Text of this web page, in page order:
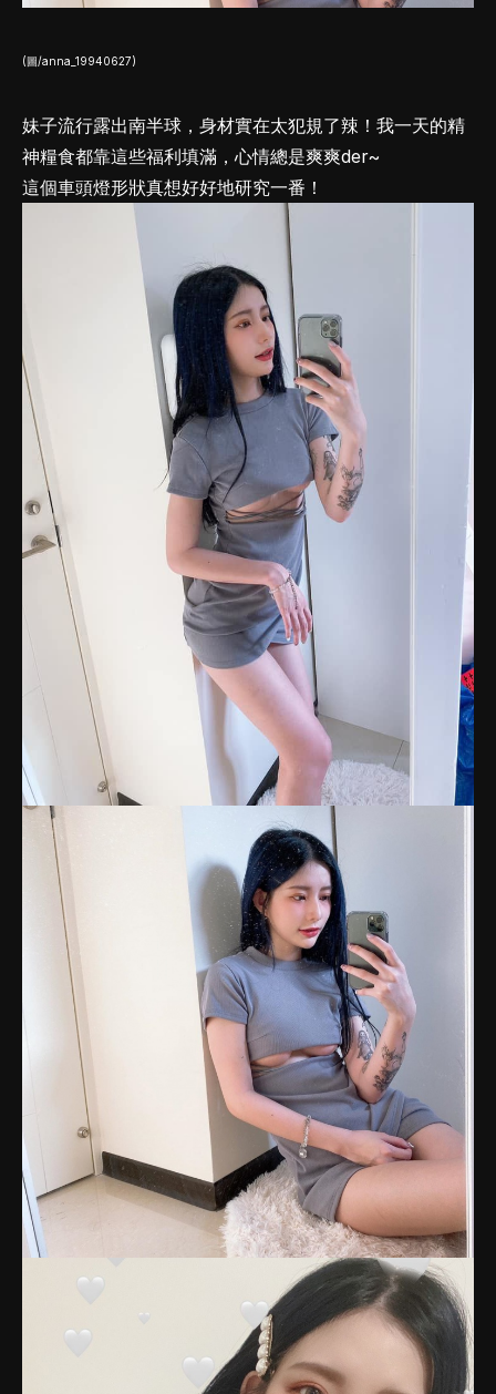
(圖/anna_19940627)
妹子流行露出南半球，身材實在太犯規了辣！我一天的精
神糧食都靠這些福利填滿，心情總是爽爽der~
這個車頭燈形狀真想好好地研究一番！